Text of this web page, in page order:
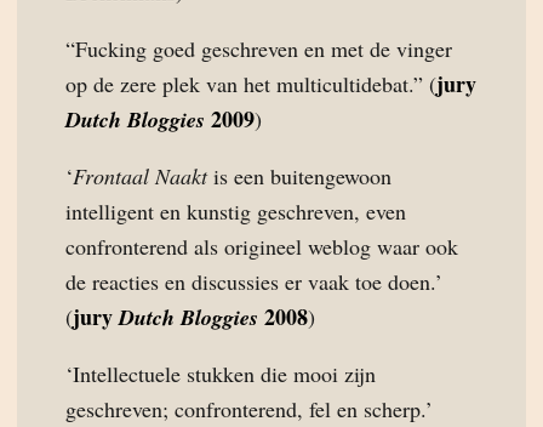
“Fucking goed geschreven en met de vinger
op de zere plek van het multicultidebat.” (jury
Dutch Bloggies 2009)
‘Frontaal Naaktis een buitengewoon
intelligent en kunstig geschreven, even
confronterend als origineel weblog waar ook
de reacties en discussies er vaak toe doen.’
(juryDutch Bloggies 2008)
‘Intellectuele stukken die mooi zijn
geschreven; confronterend, fel en scherp.’